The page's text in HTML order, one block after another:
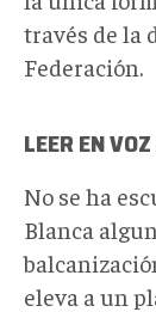
través de la
Federación.
LEER EN
No se ha
Blanca
eleva a un